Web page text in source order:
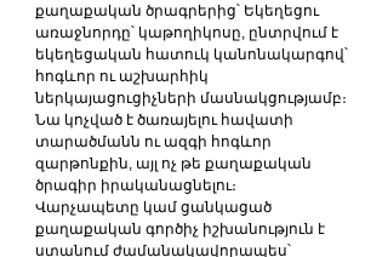
քաղաքական ծրագրերից՝ Եկեղեցու
առաջնորդը՝ կաթողիկոսը, ընտրվում է
եկեղեցական հատուկ կանոնակարգով՝
հոգևոր ու աշխարհիկ
ներկայացուցիչների մասնակցությամբ։
Նա կոչված է ծառայելու հավատի
տարածմանն ու ազգի հոգևոր
զարթոնքին, այլ ոչ թե քաղաքական
ծրագիր իրականացնելու։
Վարչապետը կամ ցանկացած
քաղաքական գործիչ իշխանություն է
ստանում ժամանակավորապես՝